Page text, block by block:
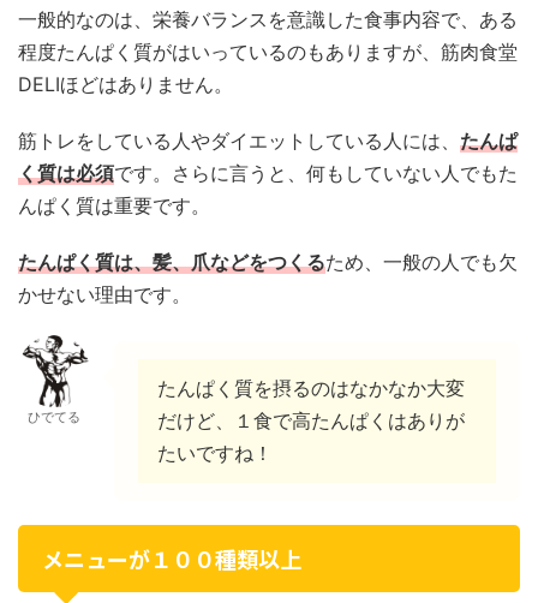
一般的なのは、栄養バランスを意識した食事内容で、ある
程度たんぱく質がはいっているのもありますが、筋肉食堂
DELIほどはありません。
筋トレをしている人やダイエットしている人には、 たんぱ
く質は必須です。さらに言うと、何もしていない人でもた
んぱく質は重要です。
たんぱく質は、髪、爪などをつくるため、一般の人でも欠
かせない理由です。
ひでてる
たんぱく質を摂るのはなかなか大変
だけど、１食で高たんぱくはありが
たいですね！
メニューが１００種類以上